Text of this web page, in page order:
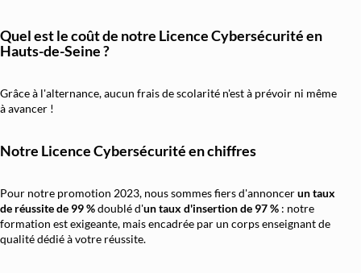
Quel est le coût de notre Licence Cybersécurité en
Hauts-de-Seine ?
Grâce à l'alternance, aucun frais de scolarité n'est à prévoir ni même
à avancer !
Notre Licence Cybersécurité en chiffres
Pour notre promotion 2023, nous sommes fiers d'annoncerun taux
de réussite de 99 %doublé d'untaux d'insertion de 97 % : notre
formation est exigeante, mais encadrée par un corps enseignant de
qualité dédié à votre réussite.